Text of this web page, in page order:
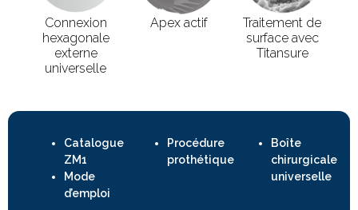
Connexion
hexagonale
externe
universelle
Apex actif
Traitement de
surface avec
Titansure
Catalogue
ZM1
Mode
d’emploi
Procédure
prothétique
Boîte
chirurgicale
universelle